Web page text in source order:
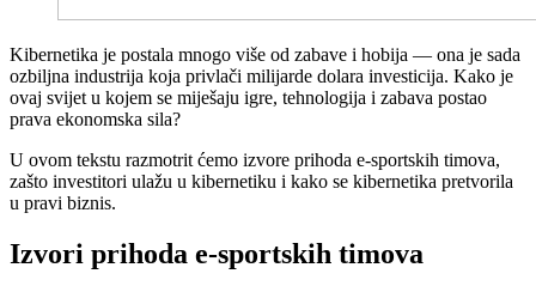
Kibernetika je postala mnogo više od zabave i hobija — ona je sada
ozbiljna industrija koja privlači milijarde dolara investicija. Kako je
ovaj svijet u kojem se miješaju igre, tehnologija i zabava postao
prava ekonomska sila?
U ovom tekstu razmotrit ćemo izvore prihoda e-sportskih timova,
zašto investitori ulažu u kibernetiku i kako se kibernetika pretvorila
u pravi biznis.
Izvori prihoda e-sportskih timova